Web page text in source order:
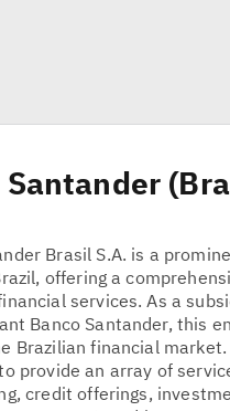
Santander
Brasil S.A. is a
offering a
services. As a
Banco Santander, this
Brazilian financial
provide an array of
credit offerings,